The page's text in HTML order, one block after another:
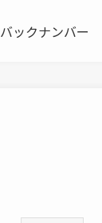
バックナンバー